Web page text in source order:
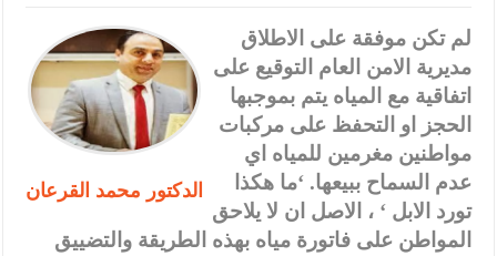
الأمن يتلف 16 مليون حبة كبتاجون و1480 كغم مواد مخدرة
النواب يقر مشروع تعديل قانون الملكية العقارية
القاضي يلتقي رؤساء تحرير الصحف اليومية ويؤكد حرص مجلس النواب
على شراكة فاعلة مع الإعلام
دعوة المكلفين بخدمة العلم (الدفعة الثالثة) إلى مراجعة منصة خدمة
العلم
الدكتور محمد القرعان
لم تكن موفقة على الاطلاق
مديرية الامن العام التوقيع على
اتفاقية مع المياه يتم بموجبها
الحجز او التحفظ على مركبات
مواطنين مغرمين للمياه اي
عدم السماح ببيعها. ‘ما هكذا
تورد الابل ‘ ، الاصل ان لا يلاحق
المواطن على فاتورة مياه بهذه الطريقة والتضييق